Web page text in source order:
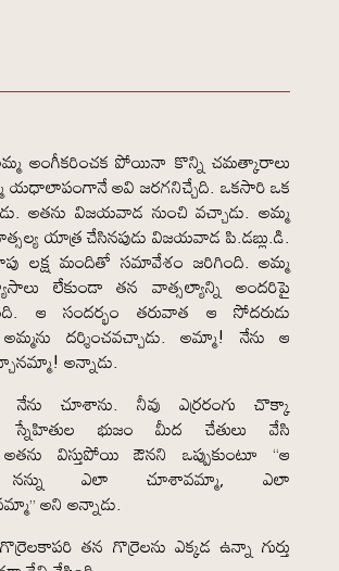
అంగీకరించక పోయినా కొన్ని చమత్కారాలు
యధాలాపంగానే అవి జరగనిచ్చేది. ఒకసారి ఒక
అతను విజయవాడ నుంచి వచ్చాడు. అమ్మ
యాత్ర చేసినపుడు విజయవాడ పి.డబ్లు.డి.
లక్ష మందితో సమావేశం జరిగింది. అమ్మ
లేకుండా తన వాత్సల్యాన్ని అందరిపై
ఆ సందర్భం తరువాత ఆ సోదరుడు
దర్శించవచ్చాడు. అమ్మా! నేను ఆ
అన్నాడు.
చూశాను. నీవు ఎర్రరంగు చొక్కా
స్నేహితుల భుజం మీద చేతులు వేసి
అతను విస్తుపోయి ఔనని ఒప్పుకుంటూ “ఆ
నన్ను ఎలా చూశావమ్మా, ఎలా
అని అన్నాడు.
తన గొర్రెలను ఎక్కడ ఉన్నా గుర్తు